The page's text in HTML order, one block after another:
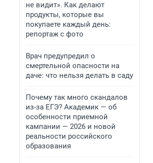
не видит». Как делают
продукты, которые вы
покупаете каждый день:
репортаж с фото
Врач предупредил о
смертельной опасности на
даче: что нельзя делать в саду
Почему так много скандалов
из-за ЕГЭ? Академик — об
особенности приемной
кампании — 2026 и новой
реальности российского
образования